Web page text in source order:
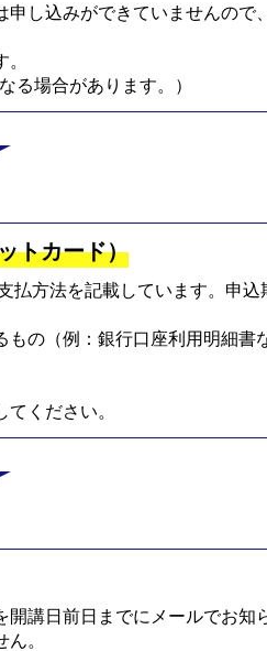
し込みができていませんので
る場合があります。）
トカード）
払方法を記載しています。申込
の（例：銀行口座利用明細書
ください。
講日前日までにメールでお知
。